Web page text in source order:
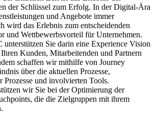
der Schlüssel zum Erfolg. In der Digital-Ära
und Angebote immer
wird das Erlebnis zum entscheidenden
und Wettbewerbsvorteil für Unternehmen.
Sie darin eine Experience Vision
Kunden, Mitarbeitenden und Partnern
schaffen wir mithilfe von Journey
über die aktuellen Prozesse,
Prozesse und involvierten Tools.
wir Sie bei der Optimierung der
die die Zielgruppen mit ihrem